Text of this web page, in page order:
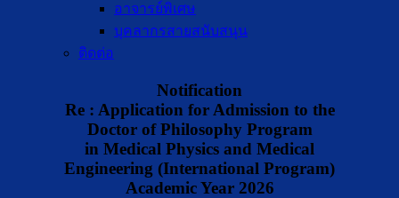
อาจารย์พิเศษ
บุคลากรสายสนับสนุน
ติดต่อ
Notification
Re : Application for Admission to the
Doctor of Philosophy Program
in Medical Physics and Medical
Engineering (International Program)
Academic Year 2026